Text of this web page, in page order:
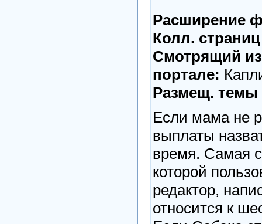
Расширение
Колл.
Смотрящий
портале:
Размещ. темы
Если мама не
выплаты
время. Самая
которой
редактор,
относится к